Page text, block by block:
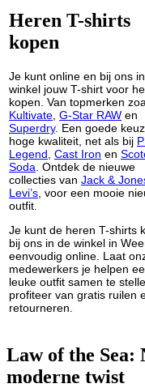
Heren T-shirts
kopen
Je kunt online en bij ons
winkel jouw T-shirt voor
kopen. Van topmerken
Kultivate G-Star RAW en
Superdry. Een goede
hoge kwaliteit, net als bij
Legend Cast Iron en
Soda . Ontdek de nieuwe
collecties van Jack &
Levi’s , voor een mooie
outfit.
Je kunt de heren T-shirts
bij ons in de winkel in
eenvoudig online. Laat
medewerkers je helpen
leuke outfit samen te
profiteer van gratis ruilen
retourneren.
Law of the Sea:
moderne twist